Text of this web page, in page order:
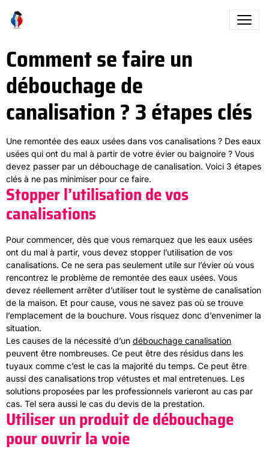
Comment se faire un
débouchage de
canalisation ? 3 étapes clés
Une remontée des eaux usées dans vos canalisations ? Des eaux
usées qui ont du mal à partir de votre évier ou baignoire ? Vous
devez passer par un débouchage de canalisation. Voici 3 étapes
clés à ne pas minimiser pour ce faire.
Stopper l’utilisation de vos
canalisations
Pour commencer, dès que vous remarquez que les eaux usées
ont du mal à partir, vous devez stopper l’utilisation de vos
canalisations. Ce ne sera pas seulement utile sur l’évier où vous
rencontrez le problème de remontée des eaux usées. Vous
devez réellement arrêter d’utiliser tout le système de canalisation
de la maison. Et pour cause, vous ne savez pas où se trouve
l’emplacement de la bouchure. Vous risquez donc d’envenimer la
situation.
Les causes de la nécessité d’un débouchage canalisation
peuvent être nombreuses. Ce peut être des résidus dans les
tuyaux comme c’est le cas la majorité du temps. Ce peut être
aussi des canalisations trop vétustes et mal entretenues. Les
solutions proposées par les professionnels varieront au cas par
cas. Tel sera aussi le cas du devis de la prestation.
Utiliser un produit de débouchage
pour ouvrir la voie